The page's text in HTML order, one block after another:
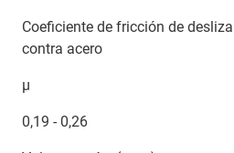
Coeficiente de fricción de
contra acero
µ
0,19 - 0,26